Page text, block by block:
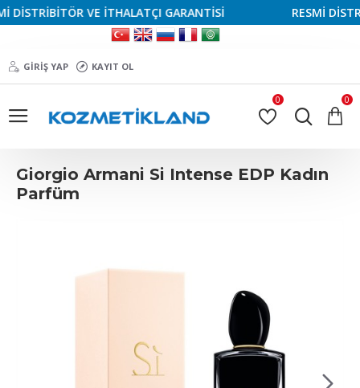
VE İTHALATÇI GARANTİSİ RESMİ
GIRIŞ YAP KAYIT OL
0 0
Giorgio Armani Si Intense EDP Kadın
Parfüm